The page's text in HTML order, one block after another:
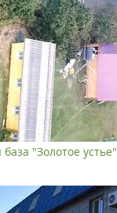
"Золотое устье"